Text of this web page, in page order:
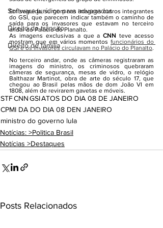
Software jurídico para advogados
Direito de trânsito
Direito de família
Em seguida, surgem nas imagens outros integrantes
do GSI, que parecem indicar também o caminho de
saída para os invasores que estavam no terceiro
andar do Palácio do Planalto.
As imagens exclusivas a que a CNN teve acesso
mostram que em vários momentos funcionários do
GSI e os invasores circulavam no Palácio do Planalto.
No terceiro andar, onde as câmeras registraram as
imagens do ministro, os criminosos quebraram
câmeras de segurança, mesas de vidro, o relógio
Balthazar Martinot, obra de arte do século 17, que
chegou ao Brasil pelas mãos de dom João VI em
1808, além de revirarem gavetas e móveis.
STFCNNGSIATOS DO DIA 08 DE JANEIRO
CPMI DA DO DIA 08 DEN JANEIRO
ministro do governo lula
Notícias: >Politica Brasil
Notícias >Destaques
Posts Relacionados